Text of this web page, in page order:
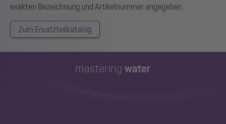
exakten Bezeichnung und Artikelnummer angegeben.
Zum Ersatzteilkatalog